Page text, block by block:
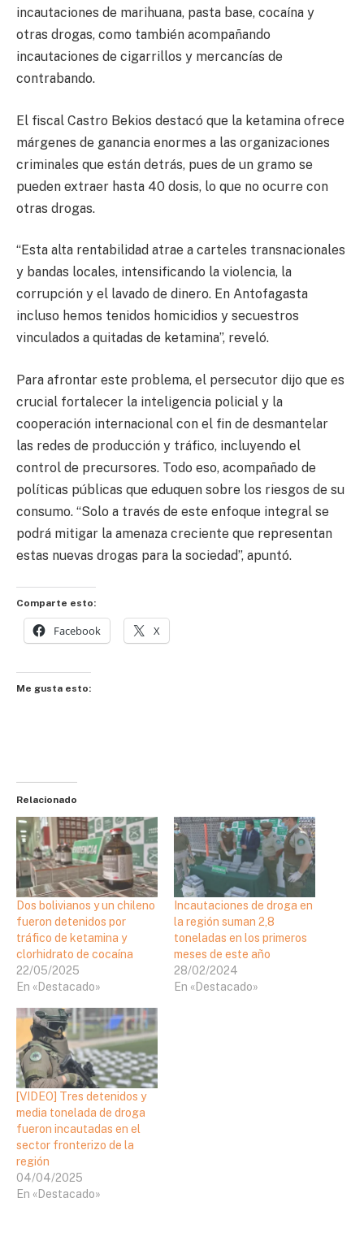
incautaciones de marihuana, pasta base, cocaína y
otras drogas, como también acompañando
incautaciones de cigarrillos y mercancías de
contrabando.
El fiscal Castro Bekios destacó que la ketamina ofrece
márgenes de ganancia enormes a las organizaciones
criminales que están detrás, pues de un gramo se
pueden extraer hasta 40 dosis, lo que no ocurre con
otras drogas.
“Esta alta rentabilidad atrae a carteles transnacionales
y bandas locales, intensificando la violencia, la
corrupción y el lavado de dinero. En Antofagasta
incluso hemos tenidos homicidios y secuestros
vinculados a quitadas de ketamina”, reveló.
Para afrontar este problema, el persecutor dijo que es
crucial fortalecer la inteligencia policial y la
cooperación internacional con el fin de desmantelar
las redes de producción y tráfico, incluyendo el
control de precursores. Todo eso, acompañado de
políticas públicas que eduquen sobre los riesgos de su
consumo. “Solo a través de este enfoque integral se
podrá mitigar la amenaza creciente que representan
estas nuevas drogas para la sociedad”, apuntó.
Comparte esto:
Facebook X
Me gusta esto:
Relacionado
Dos bolivianos y un chileno
fueron detenidos por
tráfico de ketamina y
clorhidrato de cocaína
22/05/2025
En «Destacado»
Incautaciones de droga en
la región suman 2,8
toneladas en los primeros
meses de este año
28/02/2024
En «Destacado»
[VIDEO] Tres detenidos y
media tonelada de droga
fueron incautadas en el
sector fronterizo de la
región
04/04/2025
En «Destacado»